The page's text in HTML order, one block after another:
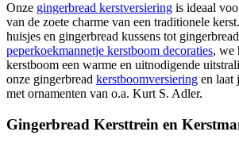
Onze gingerbread kerstversiering is ideaal
van de zoete charme van een traditionele
huisjes en gingerbread kussens tot
peperkoekmannetje kerstboom decoraties, we
kerstboom een warme en uitnodigende
onze gingerbread kerstboomversiering en laat
met ornamenten van o.a. Kurt S. Adler.
Gingerbread Kersttrein en